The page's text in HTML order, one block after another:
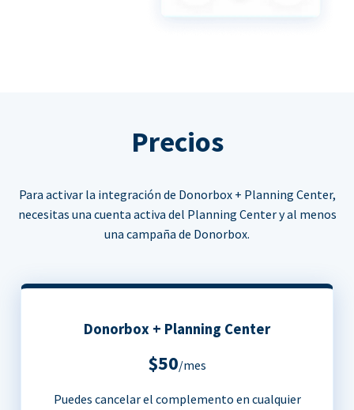
Precios
Para activar la integración de Donorbox + Planning Center,
necesitas una cuenta activa del Planning Center y al menos
una campaña de Donorbox.
Donorbox + Planning Center
$50/mes
Puedes cancelar el complemento en cualquier